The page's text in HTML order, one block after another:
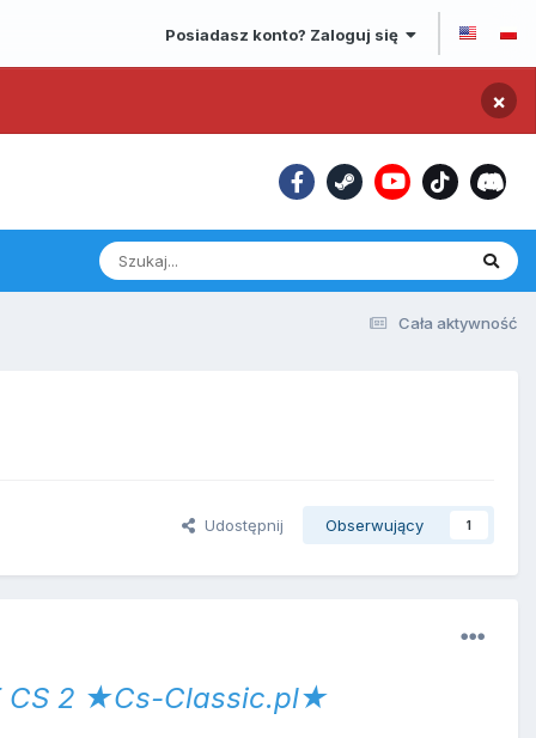
Posiadasz konto? Zaloguj się
×
Cała aktywność
Udostępnij Obserwujący 1
CS 2 ★Cs-Classic.pl★